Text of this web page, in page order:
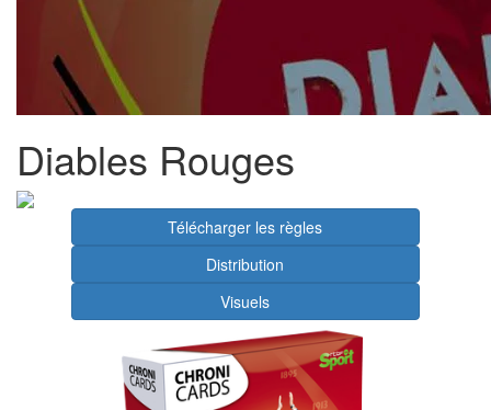
Diables Rouges
Télécharger les règles
Distribution
Visuels